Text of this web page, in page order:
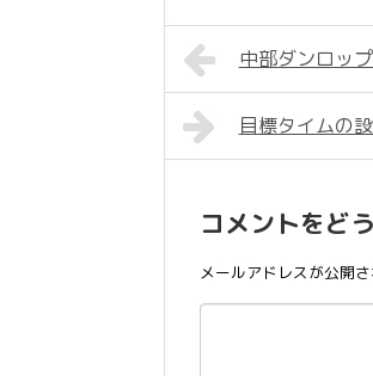
中部ダンロッ
目標タイムの
コメントをど
メールアドレスが公開